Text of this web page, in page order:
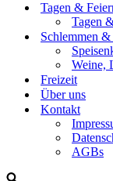
Tagen &
Tagen
Schlemmen &
Weine,
Freizeit
Über uns
Kontakt
AGBs